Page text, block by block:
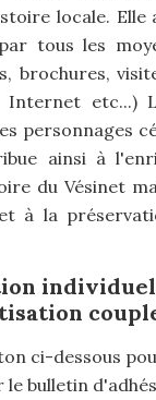
locale.
tous les
brochures,
Internet etc...)
personnages
ainsi à
du Vésinet
à la
ci-dessous
bulletin